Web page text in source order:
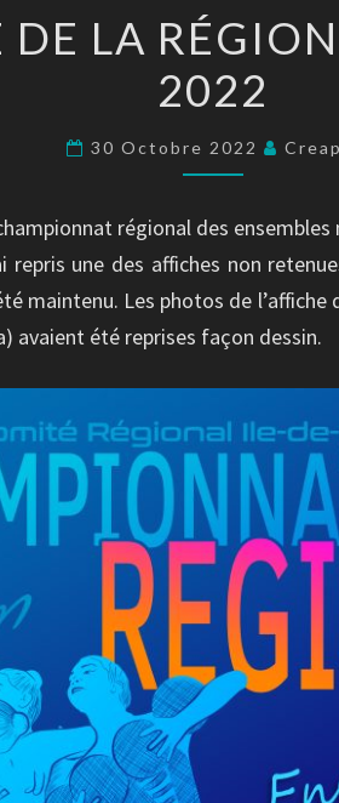
DE
LA
RÉGION
LA
2022
30 Octobre 2022
régional des ensembles
repris une des affiches non
maintenu. Les photos de
avaient été reprises façon dessin.